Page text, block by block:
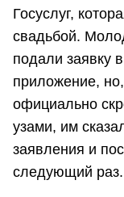
Госуслуг,
свадьбой.
подали заявку
приложение,
официально
узами, им
заявления и
следующий раз.